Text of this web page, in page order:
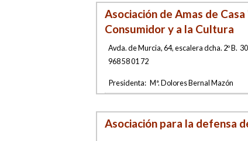
Asociación de Amas de
Consumidor y a la Cultura
Avda. de Murcia, 64, escalera dcha. 2º B.
968 58 01 72
Presidenta:Mª. Dolores Bernal Mazón
Asociación para la defensa